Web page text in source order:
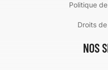
Politique
Droits
NOS